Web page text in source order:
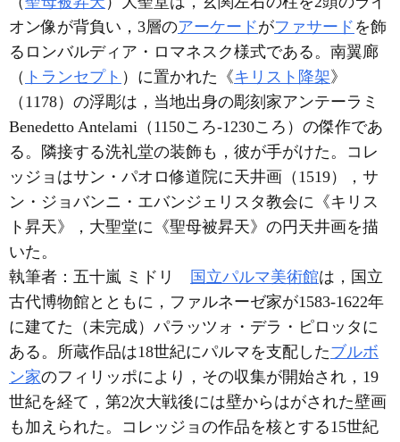
オン像が背負い，3層のアーケードがファサード を飾
るロンバルディア・ロマネスク様式である。南翼廊
（ トランセプト ）に置かれた《キリスト降架》
（1178）の浮彫は，当地出身の彫刻家アンテーラミ
Benedetto Antelami（1150ころ-1230ころ）の傑作であ
る。隣接する洗礼堂の装飾も，彼が手がけた。コレ
ッジョはサン・パオロ修道院に天井画（1519），サ
ン・ジョバンニ・エバンジェリスタ教会に《キリス
ト昇天》，大聖堂に《聖母被昇天》の円天井画を描
いた。
執筆者： 五十嵐 ミドリ 国立パルマ美術館は，国立
古代博物館とともに，ファルネーゼ家が1583-1622年
に建てた（未完成）パラッツォ・デラ・ピロッタに
ある。所蔵作品は18世紀にパルマを支配したブルボ
ン家のフィリッポにより，その収集が開始され，19
世紀を経て，第2次大戦後には壁からはがされた壁画
も加えられた。コレッジョの作品を核とする15世紀